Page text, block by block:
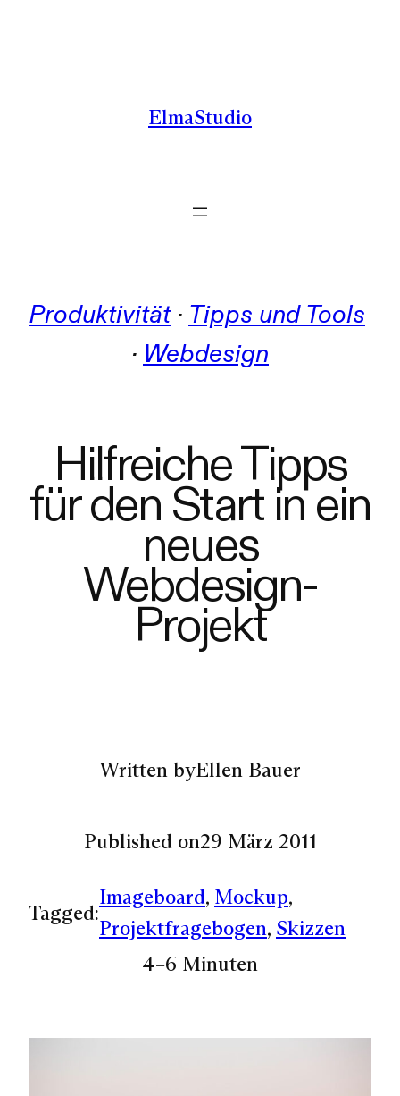
ElmaStudio
Produktivität · Tipps und Tools
· Webdesign
Hilfreiche Tipps
für den Start in ein
neues
Webdesign-
Projekt
Written byEllen Bauer
Published on29 März 2011
Tagged:
Imageboard, Mockup
Projektfragebogen, Skizzen
4–6 Minuten